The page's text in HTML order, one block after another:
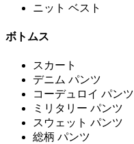
ニット ベスト
ボトムス
スカート
デニム パンツ
コーデュロイ パンツ
ミリタリー パンツ
スウェット パンツ
総柄 パンツ